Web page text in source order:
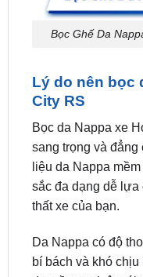
Lý do nên bọc
Bọc da Nappa xe
sang trọng và đẳng
liệu da Nappa
sắc đa dạng dễ lựa
thất xe của bạn.
Da Nappa có độ
da mềm mại, êm ái
người ngồi trên